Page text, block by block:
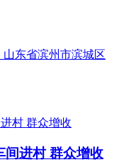
东省滨州市滨城区
间进村 群众增收